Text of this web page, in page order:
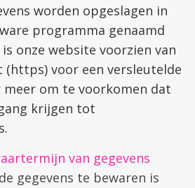
worden opgeslagen in
programma genaamd
onze website voorzien van
(https) voor een versleutelde
om te voorkomen dat
krijgen tot
van gegevens
gegevens te bewaren is